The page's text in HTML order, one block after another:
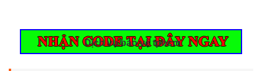
Dịch vụ bảo vệ tphcm